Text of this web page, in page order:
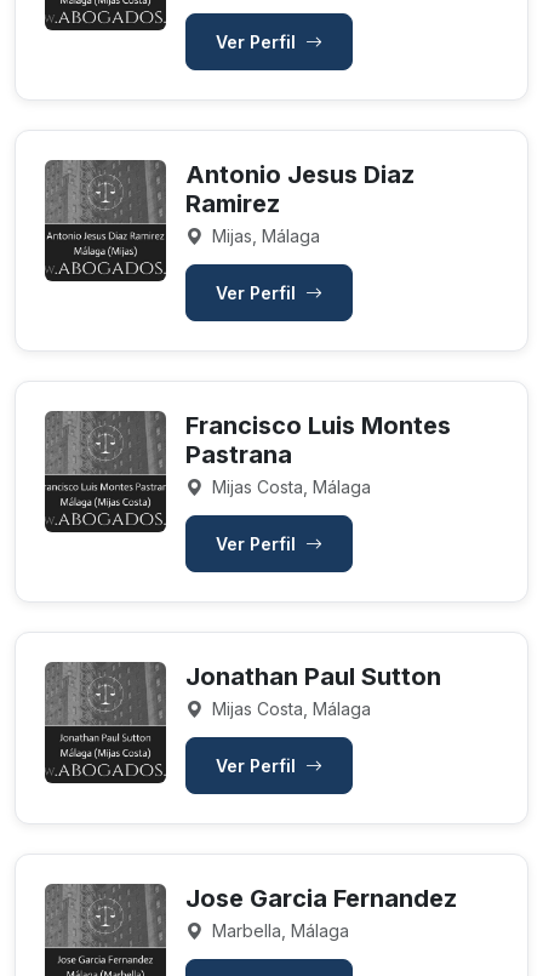
Ver Perfil
Antonio Jesus Diaz
Ramirez
Mijas, Málaga
Ver Perfil
Francisco Luis Montes
Pastrana
Mijas Costa, Málaga
Ver Perfil
Jonathan Paul Sutton
Mijas Costa, Málaga
Ver Perfil
Jose Garcia Fernandez
Marbella, Málaga